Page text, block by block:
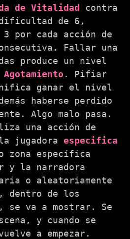
de Vitalidad contra
de 6,
3 por cada acción de
Fallar una
produce un nivel
. Pifiar
ganar el nivel
haberse perdido
Algo malo pasa.
una acción de
jugadora especifica
zona específica
y la narradora
o aleatoriamente
dentro de los
se va a mostrar. Se
y cuando se
a empezar.